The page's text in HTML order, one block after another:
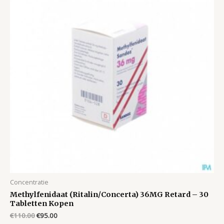
Concentratie
Methylfenidaat (Ritalin/Concerta) 36MG Retard – 30
Tabletten Kopen
€110.00Original
€95.00Current